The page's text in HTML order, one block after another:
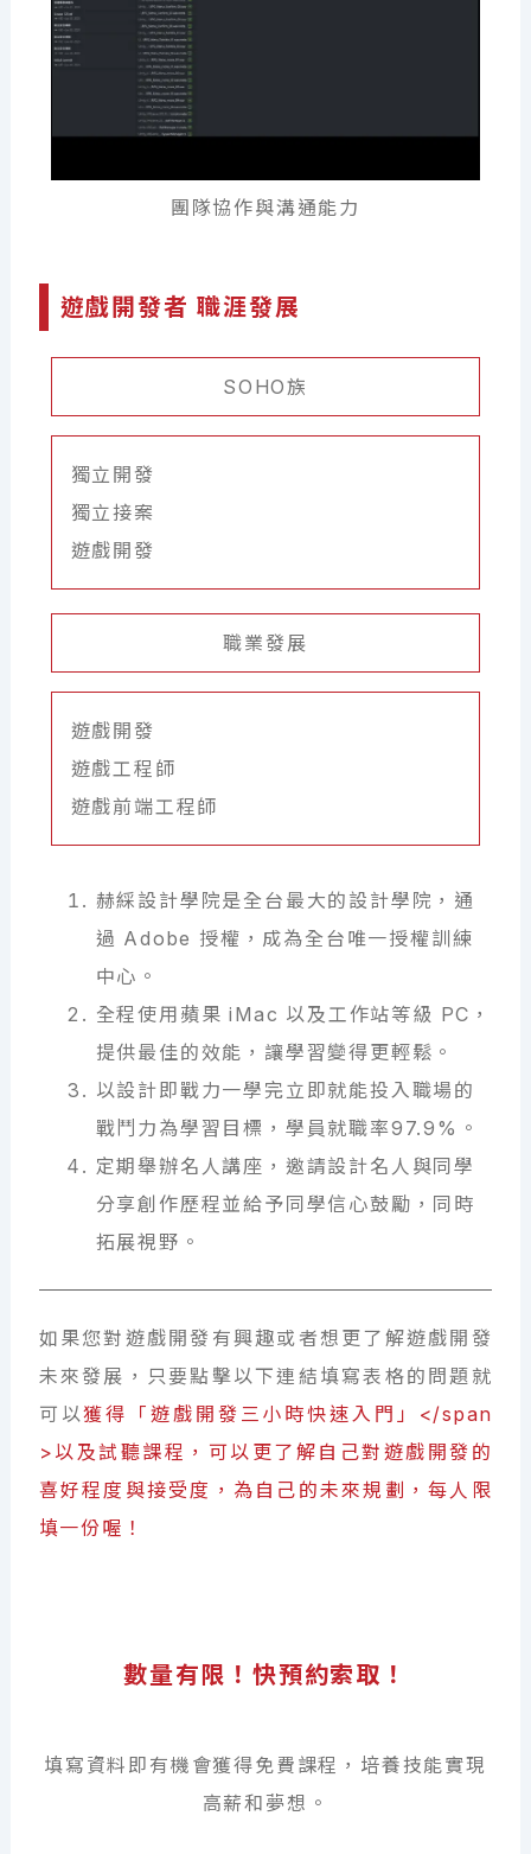
團隊協作與溝通能力
遊戲開發者 職涯發展
SOHO族
獨立開發
獨立接案
遊戲開發
職業發展
遊戲開發
遊戲工程師
遊戲前端工程師
赫綵設計學院是全台最大的設計學院，通
過 Adobe 授權，成為全台唯一授權訓練
中心。
全程使用蘋果 iMac 以及工作站等級 PC，
提供最佳的效能，讓學習變得更輕鬆。
以設計即戰力一學完立即就能投入職場的
戰鬥力為學習目標，學員就職率97.9%。
定期舉辦名人講座，邀請設計名人與同學
分享創作歷程並給予同學信心鼓勵，同時
拓展視野。
如果您對遊戲開發有興趣或者想更了解遊戲開發
未來發展，只要點擊以下連結填寫表格的問題就
可以獲得「遊戲開發三小時快速入門」</span
>以及試聽課程，可以更了解自己對遊戲開發的
喜好程度與接受度，為自己的未來規劃，每人限
填一份喔！
數量有限！快預約索取！
填寫資料即有機會獲得免費課程，培養技能實現
高薪和夢想。